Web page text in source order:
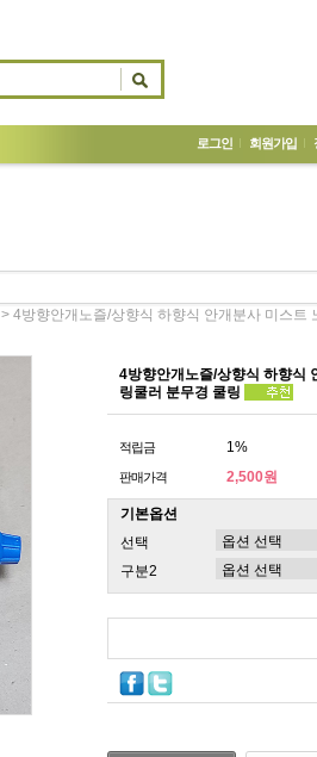
로그인 회원가입
> 4방향안개노즐/상향식 하향식 안개분사 미스트
4방향안개노즐/상향식 하향식
링쿨러 분무경 쿨링
적립금 1%
판매가격 2,500원
기본옵션
선택
구분2